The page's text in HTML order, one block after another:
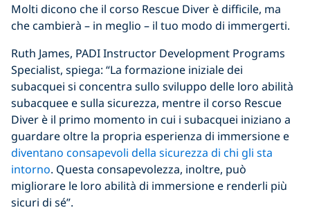
Molti dicono che il corso Rescue Diver è difficile, ma
che cambierà – in meglio – il tuo modo di immergerti.
Ruth James, PADI Instructor Development Programs
Specialist, spiega: “La formazione iniziale dei
subacquei si concentra sullo sviluppo delle loro abilità
subacquee e sulla sicurezza, mentre il corso Rescue
Diver è il primo momento in cui i subacquei iniziano a
guardare oltre la propria esperienza di immersione e
diventano consapevoli della sicurezza di chi gli sta
intorno. Questa consapevolezza, inoltre, può
migliorare le loro abilità di immersione e renderli più
sicuri di sé”.